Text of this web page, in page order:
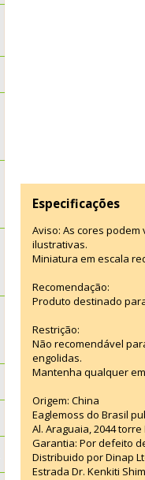
Especificações
Aviso: As cores
ilustrativas.
Miniatura em escala
Recomendação:
Produto destinado
Restrição:
Não recomendável
engolidas.
Mantenha qualquer
Origem: China
Eaglemoss do Brasil
Al. Araguaia, 2044 torre
Garantia: Por defeito
Distribuido por Dinap
Estrada Dr. Kenkiti